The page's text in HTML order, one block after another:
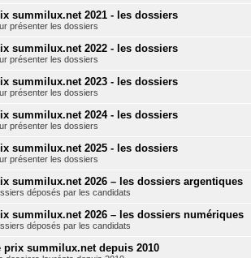
summilux.net 2021 - les dossiers
présenter les dossiers
summilux.net 2022 - les dossiers
présenter les dossiers
summilux.net 2023 - les dossiers
présenter les dossiers
summilux.net 2024 - les dossiers
présenter les dossiers
summilux.net 2025 - les dossiers
présenter les dossiers
summilux.net 2026 – les dossiers argentiques
déposés par les candidats
summilux.net 2026 – les dossiers numériques
déposés par les candidats
prix summilux.net depuis 2010